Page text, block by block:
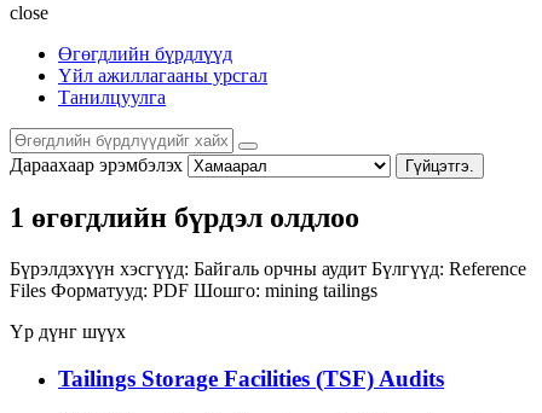
close
Өгөгдлийн бүрдлүүд
Үйл ажиллагааны урсгал
Танилцуулга
Дараахаар эрэмбэлэх Гүйцэтгэ.
1 өгөгдлийн бүрдэл олдлоо
Бүрэлдэхүүн хэсгүүд: Байгаль орчны аудит Бүлгүүд: Reference
Files Форматууд: PDF Шошго: mining tailings
Үр дүнг шүүх
Tailings Storage Facilities (TSF) Audits